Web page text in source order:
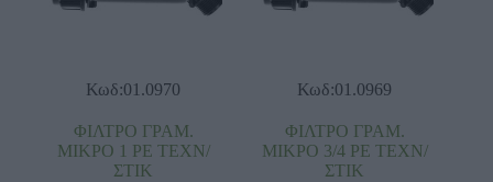
Κωδ:01.0970
ΦΙΛΤΡΟ ΓΡΑΜ.
ΜΙΚΡΟ 1 ΡΕ ΤΕΧΝ/
ΣΤΙΚ
Κωδ:01.0969
ΦΙΛΤΡΟ ΓΡΑΜ.
ΜΙΚΡΟ 3/4 ΡΕ ΤΕΧΝ/
ΣΤΙΚ